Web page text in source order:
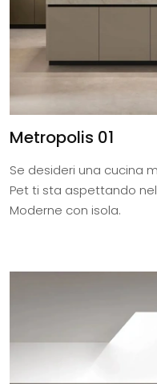
Metropolis 01
Se desideri una cucina
Pet ti sta aspettando
Moderne con isola.